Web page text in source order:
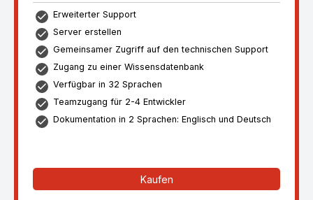
Erweiterter Support
Server erstellen
Gemeinsamer Zugriff auf den technischen Support
Zugang zu einer Wissensdatenbank
Verfügbar in 32 Sprachen
Teamzugang für 2-4 Entwickler
Dokumentation in 2 Sprachen: Englisch und Deutsch
Kaufen